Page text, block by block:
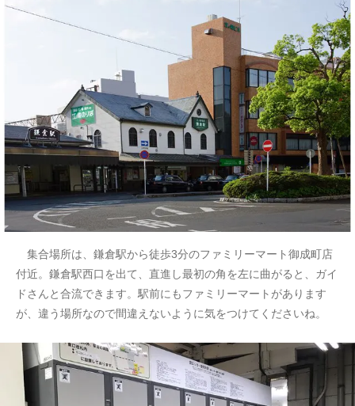
集合場所は、鎌倉駅から徒歩3分のファミリーマート御成町店
付近。鎌倉駅西口を出て、直進し最初の角を左に曲がると、ガイ
ドさんと合流できます。駅前にもファミリーマートがあります
が、違う場所なので間違えないように気をつけてくださいね。